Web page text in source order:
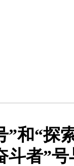
“探
斗者”